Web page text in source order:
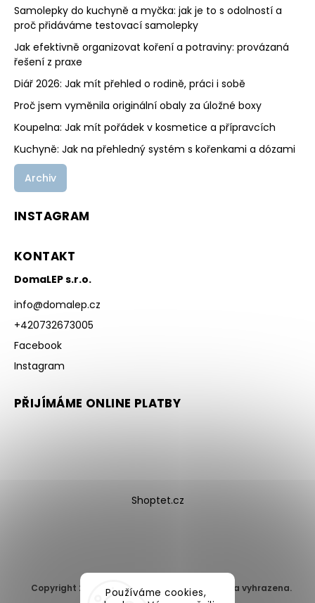
Používáme cookies,
Samolepky do kuchyně a myčka: jak je to s odolností a
proč přidáváme testovací samolepky
Jak efektivně organizovat koření a potraviny: provázaná
řešení z praxe
Diář 2026: Jak mít přehled o rodině, práci i sobě
Proč jsem vyměnila originální obaly za úložné boxy
Koupelna: Jak mít pořádek v kosmetice a přípravcích
Kuchyně: Jak na přehledný systém s kořenkami a dózami
Archiv
INSTAGRAM
KONTAKT
DomaLEP s.r.o.
info@domalep.cz
+420732673005
Facebook
Instagram
PŘIJÍMÁME ONLINE PLATBY
Shoptet.cz
Copyright 2026 DomaLEP s.r.o. . Všechna práva vyhrazena.
Upravit nastavení cookies